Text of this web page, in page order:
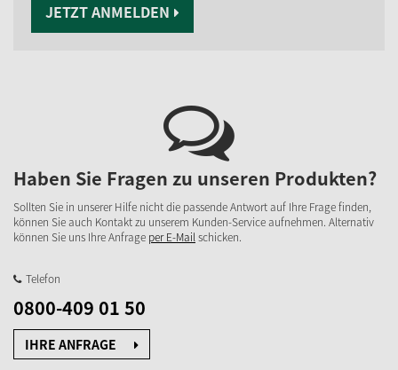
JETZT ANMELDEN
Haben Sie Fragen zu unseren Produkten?
Sollten Sie in unserer Hilfe nicht die passende Antwort auf Ihre Frage finden,
können Sie auch Kontakt zu unserem Kunden-Service aufnehmen. Alternativ
können Sie uns Ihre Anfrage per E-Mailschicken.
Telefon
0800-409 01 50
IHRE ANFRAGE